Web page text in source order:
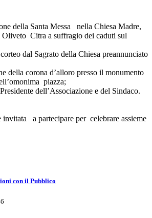
della Santa Messa nella Chiesa Madre,
Citra a suffragio dei caduti sul
dal Sagrato della Chiesa preannunciato
della corona d’alloro presso il monumento
piazza;
dell’Associazione e del Sindaco.
a partecipare per celebrare assieme
con il Pubblico